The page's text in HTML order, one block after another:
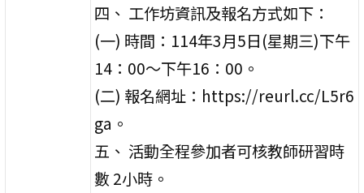
四、 工作坊資訊及報名方式如下：
(一) 時間：114年3月5日(星期三)下午
14：00～下午16：00。
(二) 報名網址：https://reurl.cc/L5r6
ga。
五、 活動全程參加者可核教師研習時
數 2小時。